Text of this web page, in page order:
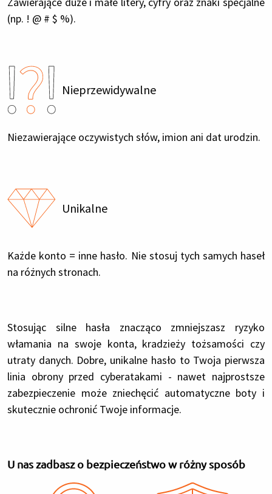
(np. ! @ # $ %).
Nieprzewidywalne
Niezawierające oczywistych słów, imion ani dat urodzin.
Unikalne
Każde konto = inne hasło. Nie stosuj tych samych haseł
na różnych stronach.
Stosując silne hasła znacząco zmniejszasz ryzyko
włamania na swoje konta, kradzieży tożsamości czy
utraty danych. Dobre, unikalne hasło to Twoja pierwsza
linia obrony przed cyberatakami - nawet najprostsze
zabezpieczenie może zniechęcić automatyczne boty i
skutecznie ochronić Twoje informacje.
U nas zadbasz o bezpieczeństwo w różny sposób